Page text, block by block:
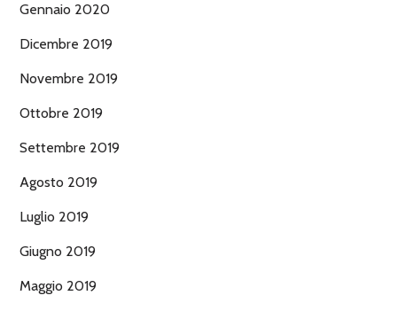
Gennaio 2020
Dicembre 2019
Novembre 2019
Ottobre 2019
Settembre 2019
Agosto 2019
Luglio 2019
Giugno 2019
Maggio 2019